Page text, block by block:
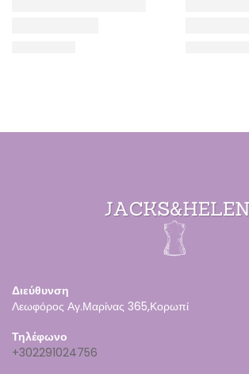
Διεύθυνση
Λεωφόρος Αγ.Μαρίνας 365,Κορωπί
Τηλέφωνο
+302291024756